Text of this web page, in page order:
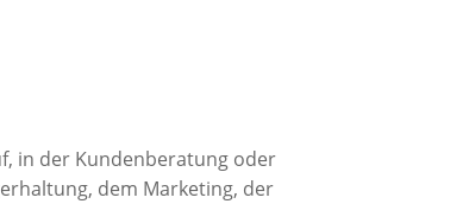
in der Kundenberatung oder
dem Marketing, der